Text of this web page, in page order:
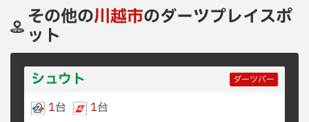
その他の川越市のダーツプレイスポ
ット
シュウト ダーツバー
1台 1台